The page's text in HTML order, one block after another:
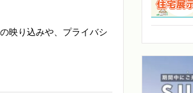
映り込みや、プライバシ